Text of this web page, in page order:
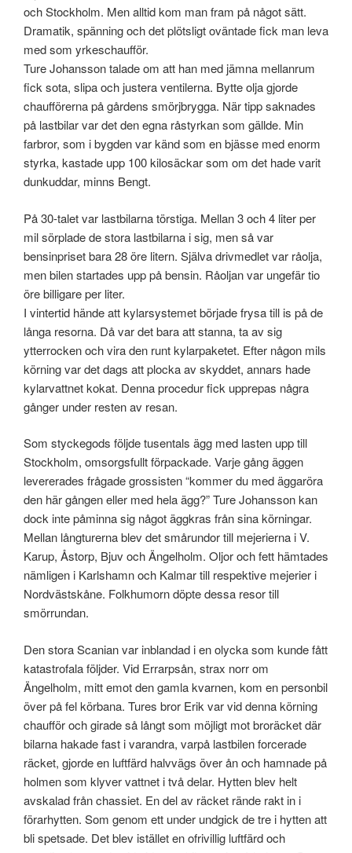
och Stockholm. Men alltid kom man fram på något sätt.
Dramatik, spänning och det plötsligt oväntade fick man leva
med som yrkeschaufför.
Ture Johansson talade om att han med jämna mellanrum
fick sota, slipa och justera ventilerna. Bytte olja gjorde
chaufförerna på gårdens smörjbrygga. När tipp saknades
på lastbilar var det den egna råstyrkan som gällde. Min
farbror, som i bygden var känd som en bjässe med enorm
styrka, kastade upp 100 kilosäckar som om det hade varit
dunkuddar, minns Bengt.
På 30-talet var lastbilarna törstiga. Mellan 3 och 4 liter per
mil sörplade de stora lastbilarna i sig, men så var
bensinpriset bara 28 öre litern. Själva drivmedlet var råolja,
men bilen startades upp på bensin. Råoljan var ungefär tio
öre billigare per liter.
I vintertid hände att kylarsystemet började frysa till is på de
långa resorna. Då var det bara att stanna, ta av sig
ytterrocken och vira den runt kylarpaketet. Efter någon mils
körning var det dags att plocka av skyddet, annars hade
kylarvattnet kokat. Denna procedur fick upprepas några
gånger under resten av resan.
Som styckegods följde tusentals ägg med lasten upp till
Stockholm, omsorgsfullt förpackade. Varje gång äggen
levererades frågade grossisten “kommer du med äggaröra
den här gången eller med hela ägg?” Ture Johansson kan
dock inte påminna sig något äggkras från sina körningar.
Mellan långturerna blev det smårundor till mejerierna i V.
Karup, Åstorp, Bjuv och Ängelholm. Oljor och fett hämtades
nämligen i Karlshamn och Kalmar till respektive mejerier i
Nordvästskåne. Folkhumorn döpte dessa resor till
smörrundan.
Den stora Scanian var inblandad i en olycka som kunde fått
katastrofala följder. Vid Errarpsån, strax norr om
Ängelholm, mitt emot den gamla kvarnen, kom en personbil
över på fel körbana. Tures bror Erik var vid denna körning
chaufför och girade så långt som möjligt mot broräcket där
bilarna hakade fast i varandra, varpå lastbilen forcerade
räcket, gjorde en luftfärd halvvägs över ån och hamnade på
holmen som klyver vattnet i två delar. Hytten blev helt
avskalad från chassiet. En del av räcket rände rakt in i
förarhytten. Som genom ett under undgick de tre i hytten att
bli spetsade. Det blev istället en ofrivillig luftfärd och